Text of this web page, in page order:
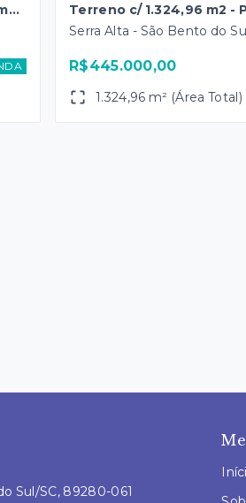
Terreno com área de 487,00 m2 - B. Serra Alta
Serra Alta - São Bento do
R$445.000,00
1.324,96 m² (Área Total)
Sul/SC, 89280-061